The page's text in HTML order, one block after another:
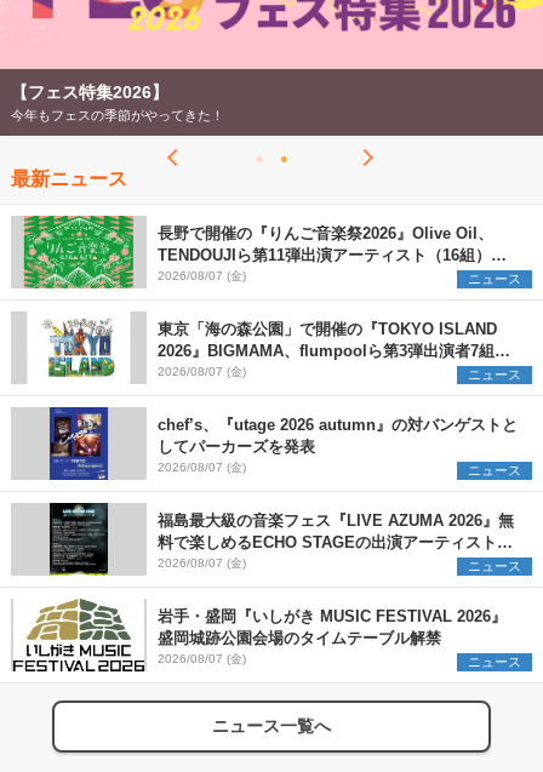
【フェス特集2026】
今年もフェスの季節がやってきた！
最新ニュース
長野で開催の『りんご音楽祭2026』Olive Oil、
TENDOUJIら第11弾出演アーティスト（16組）を
発表
2026/08/07 (金) ニュース
東京「海の森公園」で開催の『TOKYO ISLAND
2026』BIGMAMA、flumpoolら第3弾出演者7組を
発表 ワークショップ・アート出展者を募集
2026/08/07 (金) ニュース
chef’s、『utage 2026 autumn』の対バンゲストと
してパーカーズを発表
2026/08/07 (金) ニュース
福島最大級の音楽フェス『LIVE AZUMA 2026』無
料で楽しめるECHO STAGEの出演アーティストを
発表
2026/08/07 (金) ニュース
岩手・盛岡『いしがき MUSIC FESTIVAL 2026』
盛岡城跡公園会場のタイムテーブル解禁
2026/08/07 (金) ニュース
ニュース一覧へ